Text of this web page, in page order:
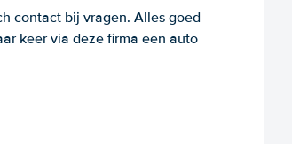
contact bij vragen. Alles goed
keer via deze firma een auto